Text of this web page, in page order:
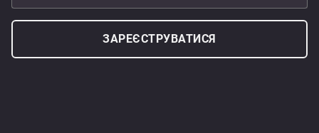
ЗАРЕЄСТРУВАТИСЯ